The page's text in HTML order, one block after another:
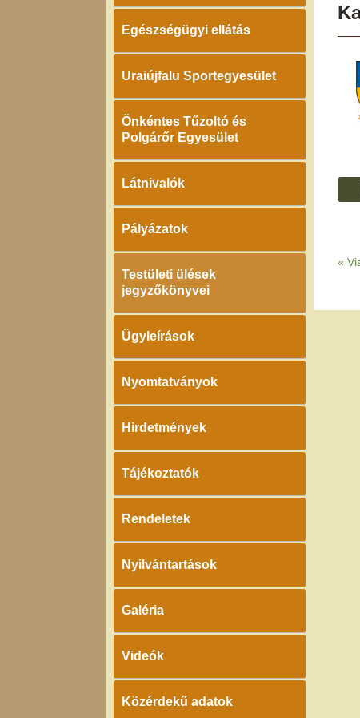
Egészségügyi ellátás
Uraiújfalu Sportegyesület
Önkéntes Tűzoltó és
Polgárőr Egyesület
Látnivalók
Pályázatok
Testületi ülések
jegyzőkönyvei
Ügyleírások
Nyomtatványok
Hirdetmények
Tájékoztatók
Rendeletek
Nyilvántartások
Galéria
Videók
Közérdekű adatok
«